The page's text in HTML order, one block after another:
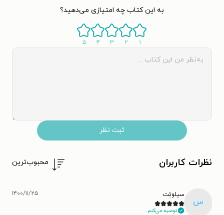
به این کتاب چه امتیازی می‌دهید؟
۱ ۲ ۳ ۴ ۵
ثبت نظر
نظرات کاربران محبوب‌ترین
س
سیلوئِت
توصیه می‌کنم.
۱۴۰۰/۱۱/۲۵